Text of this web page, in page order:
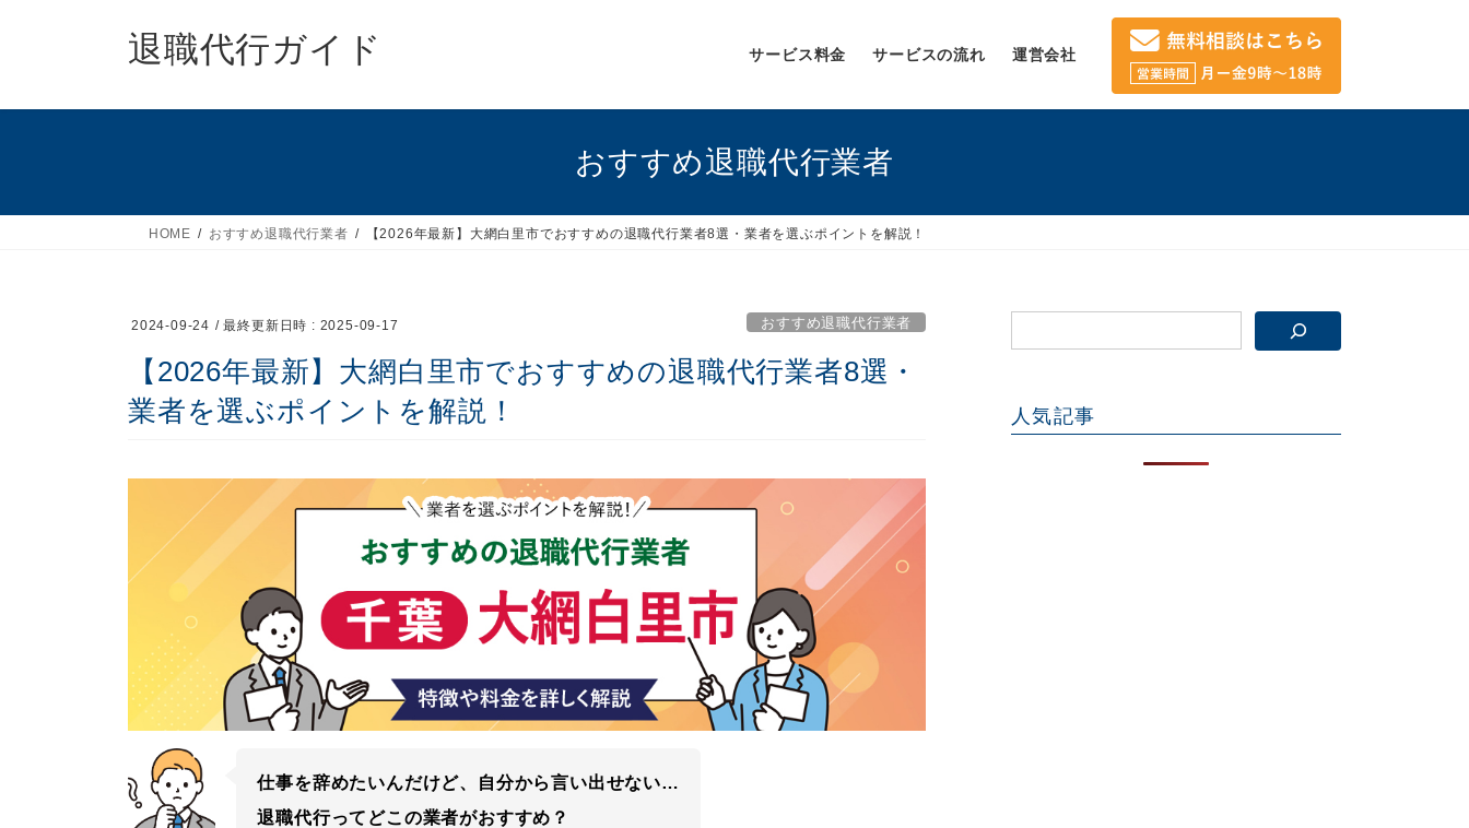
ッ
移
退職代行ガイド サービス料金 サービスの流れ 運営会社
おすすめ退職代行業者
HOME おすすめ退職代行業者 【2026年最新】大網白里市でおすすめの退職代行業者8選・業者を選ぶポイントを解説！
2024-09-24 / 最終更新日時 : 2025-09-17 おすすめ退職代行業者
【2026年最新】大網白里市でおすすめの退職代行業者8選・
業者を選ぶポイントを解説！
仕事を辞めたいんだけど、自分から言い出せない…
退職代行ってどこの業者がおすすめ？
人気記事